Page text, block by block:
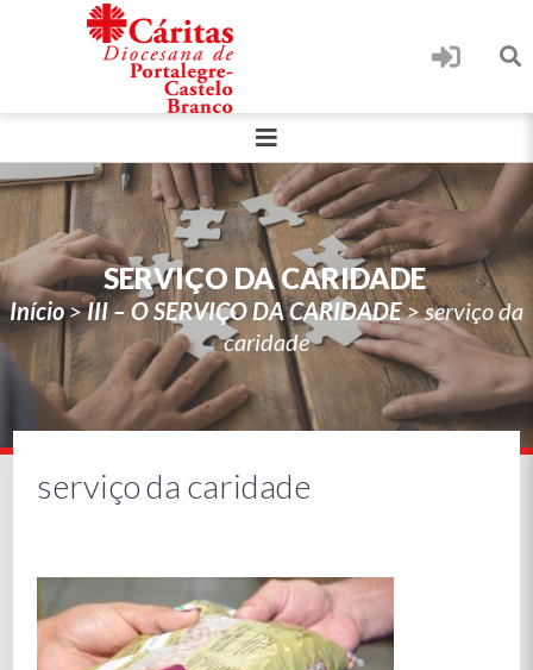
SERVIÇO DA CARIDADE
Início>III – O SERVIÇO DA CARIDADE>serviço da
caridade
serviço da caridade